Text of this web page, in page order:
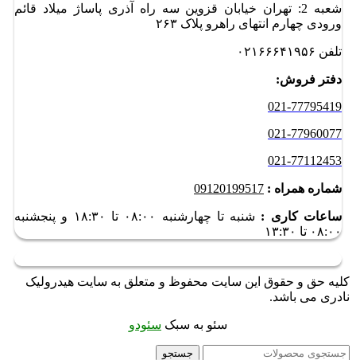
شعبه 2: تهران خیابان قزوین سه راه آذری پاساژ میلاد قائم
ورودی چهارم انتهای راهرو پلاک ۲۶۳
تلفن ۰۲۱۶۶۶۴۱۹۵۶
دفتر فروش:
021-77795419
021-77960077
021-77112453
شماره همراه : 09120199517
ساعات کاری : شنبه تا چهارشنبه ۰۸:۰۰ تا ۱۸:۳۰ و
پنجشنبه
۰۸:۰۰ تا ۱۳:۳۰
کلیه حق و حقوق این سایت محفوظ و متعلق به سایت هیدرولیک
نادری می باشد.
سئو به سبک سئودو
جستجو